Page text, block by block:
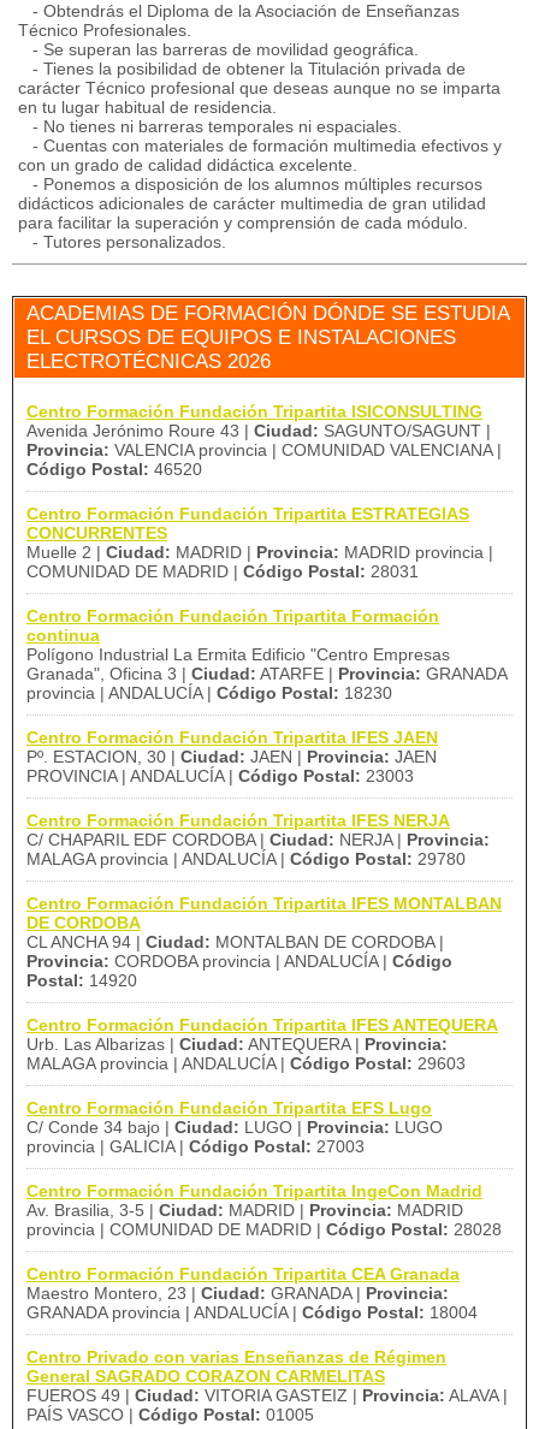
- Obtendrás el Diploma de la Asociación de Enseñanzas
Técnico Profesionales.
- Se superan las barreras de movilidad geográfica.
- Tienes la posibilidad de obtener la Titulación privada de
carácter Técnico profesional que deseas aunque no se imparta
en tu lugar habitual de residencia.
- No tienes ni barreras temporales ni espaciales.
- Cuentas con materiales de formación multimedia efectivos y
con un grado de calidad didáctica excelente.
- Ponemos a disposición de los alumnos múltiples recursos
didácticos adicionales de carácter multimedia de gran utilidad
para facilitar la superación y comprensión de cada módulo.
- Tutores personalizados.
ACADEMIAS DE FORMACIÓN DÓNDE SE ESTUDIA
EL CURSOS DE EQUIPOS E INSTALACIONES
ELECTROTÉCNICAS 2026
Centro Formación Fundación Tripartita ISICONSULTING
Avenida Jerónimo Roure 43 | Ciudad: SAGUNTO/SAGUNT |
Provincia: VALENCIA provincia | COMUNIDAD VALENCIANA |
Código Postal: 46520
Centro Formación Fundación Tripartita ESTRATEGIAS
CONCURRENTES
Muelle 2 | Ciudad: MADRID | Provincia: MADRID provincia |
COMUNIDAD DE MADRID | Código Postal: 28031
Centro Formación Fundación Tripartita Formación
continua
Polígono Industrial La Ermita Edificio "Centro Empresas
Granada", Oficina 3 | Ciudad: ATARFE | Provincia: GRANADA
provincia | ANDALUCÍA | Código Postal: 18230
Centro Formación Fundación Tripartita IFES JAEN
Pº. ESTACION, 30 | Ciudad: JAEN | Provincia: JAEN
PROVINCIA | ANDALUCÍA | Código Postal: 23003
Centro Formación Fundación Tripartita IFES NERJA
C/ CHAPARIL EDF CORDOBA | Ciudad: NERJA | Provincia:
MALAGA provincia | ANDALUCÍA | Código Postal: 29780
Centro Formación Fundación Tripartita IFES MONTALBAN
DE CORDOBA
CL ANCHA 94 | Ciudad: MONTALBAN DE CORDOBA |
Provincia: CORDOBA provincia | ANDALUCÍA | Código
Postal: 14920
Centro Formación Fundación Tripartita IFES ANTEQUERA
Urb. Las Albarizas | Ciudad: ANTEQUERA | Provincia:
MALAGA provincia | ANDALUCÍA | Código Postal: 29603
Centro Formación Fundación Tripartita EFS Lugo
C/ Conde 34 bajo | Ciudad: LUGO | Provincia: LUGO
provincia | GALICIA | Código Postal: 27003
Centro Formación Fundación Tripartita IngeCon Madrid
Av. Brasilia, 3-5 | Ciudad: MADRID | Provincia: MADRID
provincia | COMUNIDAD DE MADRID | Código Postal: 28028
Centro Formación Fundación Tripartita CEA Granada
Maestro Montero, 23 | Ciudad: GRANADA | Provincia:
GRANADA provincia | ANDALUCÍA | Código Postal: 18004
Centro Privado con varias Enseñanzas de Régimen
General SAGRADO CORAZON CARMELITAS
FUEROS 49 | Ciudad: VITORIA GASTEIZ | Provincia: ALAVA |
PAÍS VASCO | Código Postal: 01005